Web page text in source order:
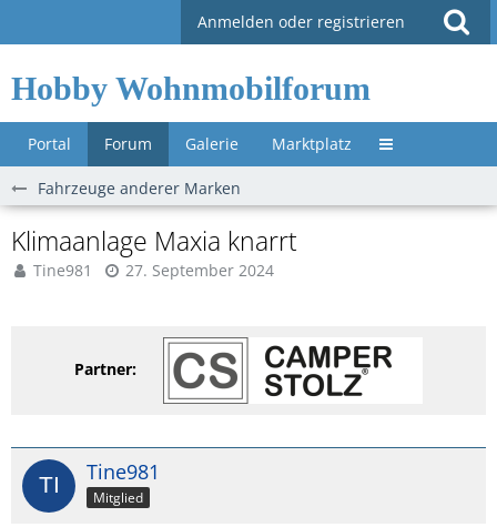
Anmelden oder registrieren
Hobby Wohnmobilforum
Portal Forum Galerie Marktplatz Untermenü »
Fahrzeuge anderer Marken
Klimaanlage Maxia knarrt
Tine981 27. September 2024
Partner:
Tine981
Mitglied